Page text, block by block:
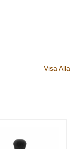
Visa Alla